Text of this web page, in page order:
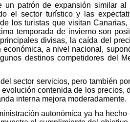
un patrón de expansión similar
el sector turístico y las
los turistas que visitan
temporada de invierno son
divisas, la caída del
a nivel nacional,
destinos competidores del
sector servicios, pero también
contenida de los
interna mejora moderadamente.
autonómica ya ha